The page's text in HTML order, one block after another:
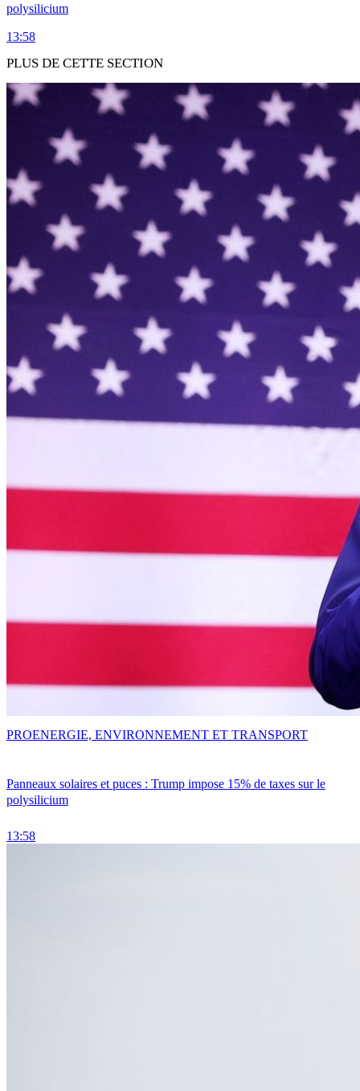
polysilicium
13:58
PLUS DE CETTE SECTION
Panneaux solaires et puces : Trump impose 15% de taxes sur le
polysilicium
13:58
PROENERGIE, ENVIRONNEMENT ET TRANSPORT